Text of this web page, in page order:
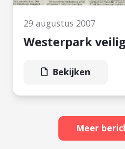
29 augustus 2007
Westerpark
Bekijken
Meer